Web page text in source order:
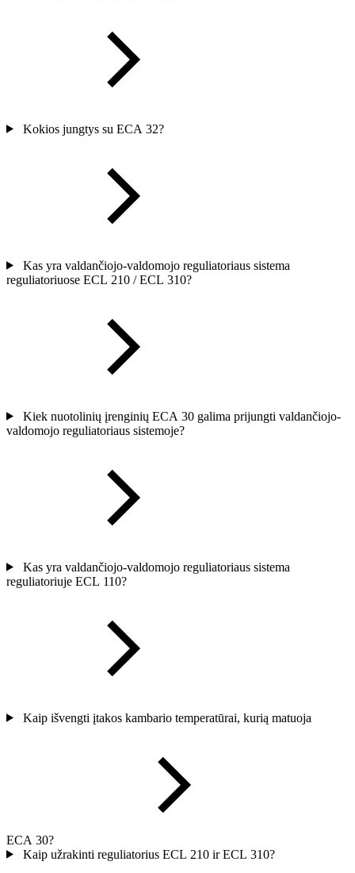
Kokios jungtys su ECA 32?
Kas yra valdančiojo-valdomojo reguliatoriaus sistema
reguliatoriuose ECL 210 / ECL 310?
Kiek nuotolinių įrenginių ECA 30 galima prijungti valdančiojo-
valdomojo reguliatoriaus sistemoje?
Kas yra valdančiojo-valdomojo reguliatoriaus sistema
reguliatoriuje ECL 110?
Kaip išvengti įtakos kambario temperatūrai, kurią matuoja
ECA 30?
Kaip užrakinti reguliatorius ECL 210 ir ECL 310?